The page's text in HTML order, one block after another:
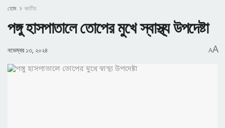
হোম জাতীয়
পঙ্গু হাসপাতালে তোপের মুখে স্বাস্থ্য উপদেষ্টা
নভেম্বর ১৩, ২০২৪ AA